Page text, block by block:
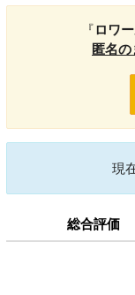
『ロワ
匿名
現
総合評価